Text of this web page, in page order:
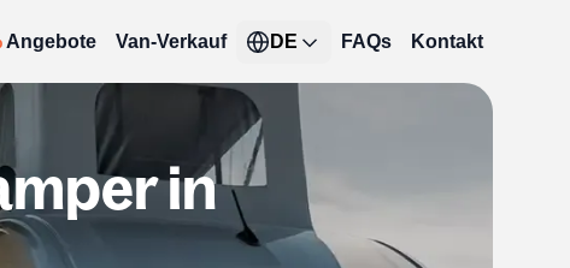
Angebote Van-Verkauf DE FAQs Kontakt
in